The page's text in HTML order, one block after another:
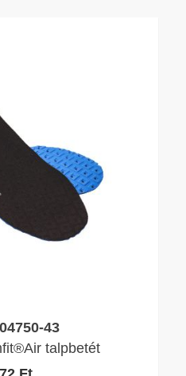
43
talpbetét